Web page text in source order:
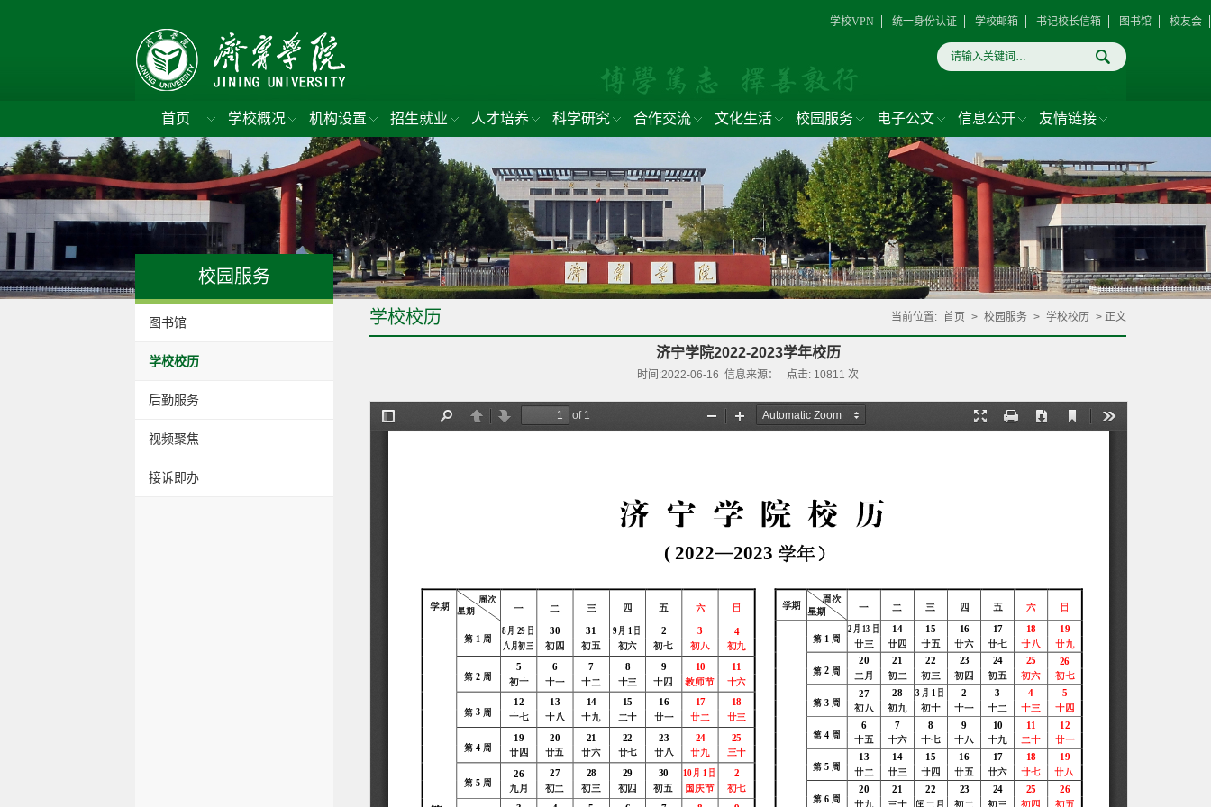
学校VPN 统一身份认证 学校邮箱 书记校长信箱 图书馆 校友会
首页 学校概况 机构设置 招生就业 人才培养 科学研究 合作交流 文化生活 校园服务 电子公文 信息公开 友情链接
校园服务
图书馆
学校校历
后勤服务
视频聚焦
接诉即办
学校校历 当前位置: 首页 > 校园服务 > 学校校历 > 正文
济宁学院2022-2023学年校历
时间:2022-06-16 信息来源： 点击: 10811 次